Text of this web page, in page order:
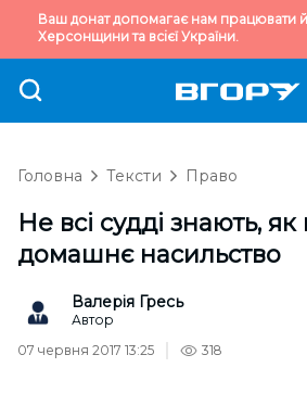
Ваш донат допомагає нам працювати
Херсонщини та всієї України.
Головна Тексти Право
Не всі судді знають, як
домашнє насильство
Валерія Гресь
Автор
07 червня 2017 13:25
318